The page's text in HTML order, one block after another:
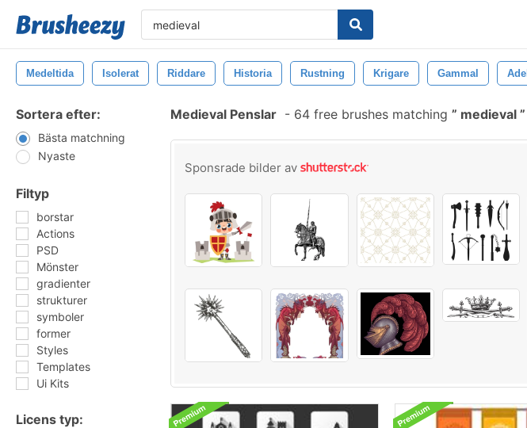
Medeltida Isolerat Riddare Historia Rustning Krigare Gammal Adel
Sortera efter:
Bästa matchning
Nyaste
Filtyp
borstar
Actions
PSD
Mönster
gradienter
strukturer
symboler
former
Styles
Templates
Ui Kits
Licens typ:
Medieval Penslar - 64 free brushes matching medieval
Sponsrade bilder av